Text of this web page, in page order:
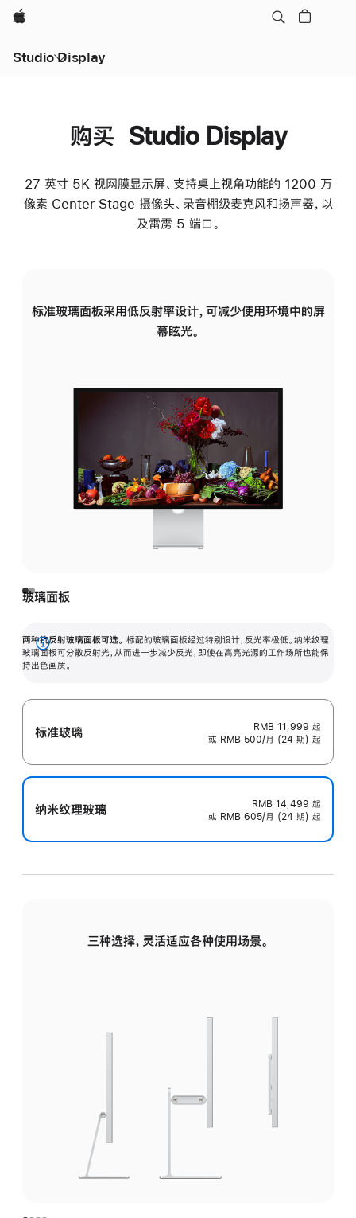
Apple
Studio Display
购买 Studio Display
27 英寸 5K 视网膜显示屏、支持桌上视角功能的 1200 万
像素 Center Stage 摄像头、录音棚级麦克风和扬声器，以
及雷雳 5 端口。
标准玻璃面板采用低反射率设计，可减少使用环境中的屏
幕眩光。
玻璃面板
两种抗反射玻璃面板可选。 标配的玻璃面板经过特别设计，反光率极低。纳米纹理
玻璃面板可分散反射光，从而进一步减少反光，即使在高亮光源的工作场所也能保
持出色画质。
展
开
标准玻璃 RMB 11,999 起
或 RMB 500/月 (24 期) 起
纳米纹理玻璃 RMB 14,499 起
或 RMB 605/月 (24 期) 起
三种选择，灵活适应各种使用场景。